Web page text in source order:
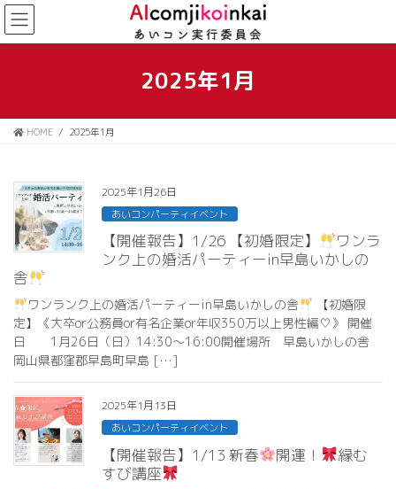
コ
ン
テ
移
ナ
ビ
ゲ
ン
2025年1月
HOME 2025年1月
2025年1月26日
あいコンパーティイベント
【開催報告】1/26 【初婚限定】
ワンラ
ンク上の婚活パーティーin早島いかしの
舎
ワンランク上の婚活パーティーin早島いかしの舎
【初婚限
定】《大卒or公務員or有名企業or年収350万以上男性編♡》 開催
日 1月26日（日）14:30〜16:00開催場所 早島いかしの舎
岡山県都窪郡早島町早島 […]
2025年1月13日
あいコンパーティイベント
【開催報告】1/13 新春 開運！
縁む
すび講座